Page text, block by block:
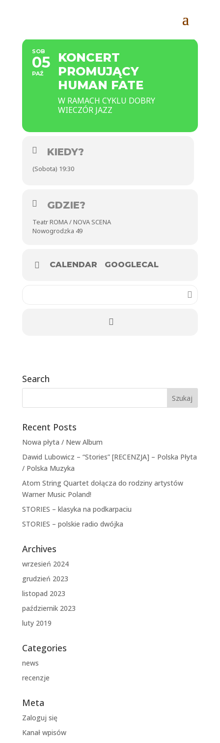
SOB
05
PAŹ
KONCERT
PROMUJĄCY
HUMAN FATE
W RAMACH CYKLU DOBRY
WIECZÓR JAZZ
KIEDY?
(Sobota) 19:30
GDZIE?
Teatr ROMA / NOVA SCENA
Nowogrodzka 49
CALENDAR GOOGLECAL
Search
Recent Posts
Nowa płyta / New Album
Dawid Lubowicz – “Stories” [RECENZJA] – Polska Płyta
/ Polska Muzyka
Atom String Quartet dołącza do rodziny artystów
Warner Music Poland!
STORIES – klasyka na podkarpaciu
STORIES – polskie radio dwójka
Archives
wrzesień 2024
grudzień 2023
listopad 2023
październik 2023
luty 2019
Categories
news
recenzje
Meta
Zaloguj się
Kanał wpisów